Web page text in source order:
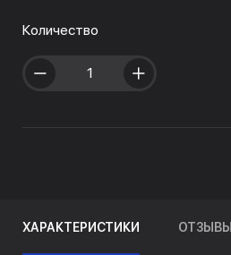
Количество
ХАРАКТЕРИСТИКИ ОТЗЫВЫ